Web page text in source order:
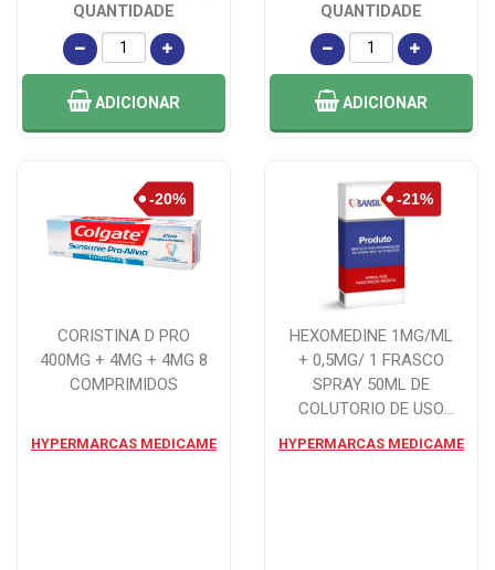
QUANTIDADE
ADICIONAR
QUANTIDADE
ADICIONAR
CORISTINA D PRO
400MG + 4MG + 4MG 8
COMPRIMIDOS
HYPERMARCAS MEDICAME
HEXOMEDINE 1MG/ML
+ 0,5MG/ 1 FRASCO
SPRAY 50ML DE
COLUTORIO DE USO
HYPERMARCAS MEDICAME